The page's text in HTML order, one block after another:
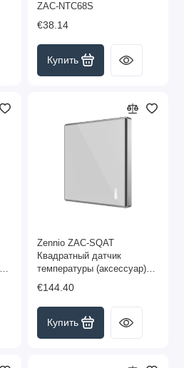
ZAC-NTC68S
€38.14
Купить
Zennio ZAC-SQAT
Квадратный датчик
температуры (аксессуар)
SQ-AmbienT, цвет
серебряный арт. ZAC-
SQAT-S
€144.40
Купить